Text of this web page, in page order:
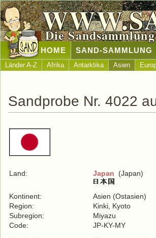
Die
HOME SAND-SAMMLUNG
Länder A-Z Afrika Antarktika Asien
Sandprobe Nr. 4022
Land: Japan (Japan)
Kontinent:
Asien (Ostasien)
Region:
Kinki, Kyoto
Subregion:
Miyazu
Code:
JP-KY-MY